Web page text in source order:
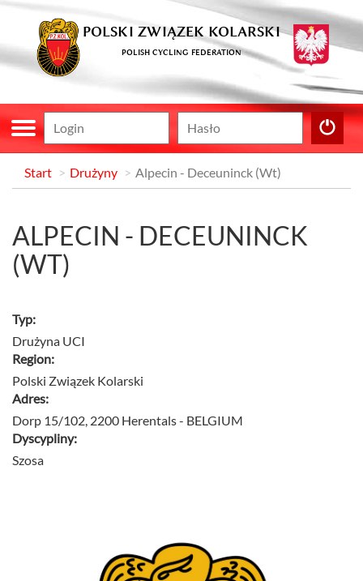
POLSKI ZWIĄZEK KOLARSKI
POLISH CYCLING FEDERATION
Start Drużyny Alpecin - Deceuninck (Wt)
ALPECIN - DECEUNINCK
(WT)
Typ:
Drużyna UCI
Region:
Polski Związek Kolarski
Adres:
Dorp 15/102, 2200 Herentals - BELGIUM
Dyscypliny:
Szosa